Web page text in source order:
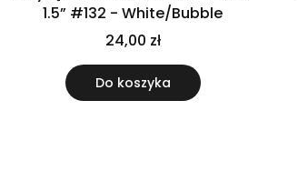
1.5” #132 - White/Bubble
24,00 zł
Do koszyka